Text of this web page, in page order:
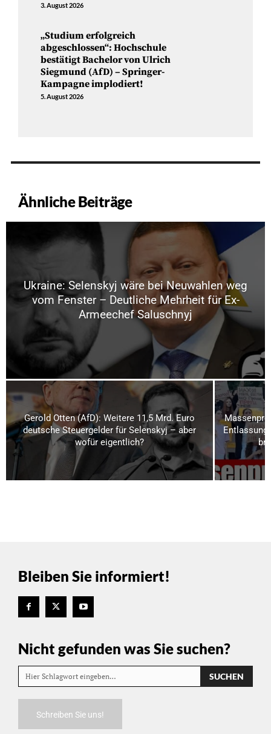
3. August 2026
„Studium erfolgreich
abgeschlossen“: Hochschule
bestätigt Bachelor von Ulrich
Siegmund (AfD) – Springer-
Kampagne implodiert!
5. August 2026
Ähnliche Beiträge
Ukraine: Selenskyj wäre bei Neuwahlen weg
vom Fenster – Deutliche Mehrheit für Ex-
Armeechef Saluschnyj
Gerold Otten (AfD): Weitere 11,5 Mrd. Euro
deutsche Steuergelder für Selenskyj – aber
wofür eigentlich?
Bleiben Sie informiert!
Nicht gefunden was Sie suchen?
Hier Schlagwort eingeben… SUCHEN
Schreiben Sie uns!